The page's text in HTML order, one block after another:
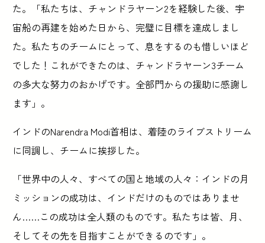
た。「私たちは、チャンドラヤーン2を経験した後、宇
宙船の再建を始めた日から、完璧に目標を達成しまし
た。私たちのチームにとって、息をするのも惜しいほど
でした！これができたのは、チャンドラヤーン3チーム
の多大な努力のおかげです。全部門からの援助に感謝し
ます」。
インドのNarendra Modi首相は、着陸のライブストリーム
に同調し、チームに挨拶した。
「世界中の人々、すべての国と地域の人々：インドの月
ミッションの成功は、インドだけのものではありませ
ん……この成功は全人類のものです。私たちは皆、月、
そしてその先を目指すことができるのです」。